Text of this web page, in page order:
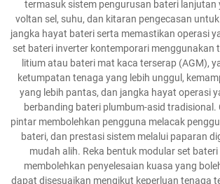
termasuk sistem pengurusan bateri lanjutan
voltan sel, suhu, dan kitaran pengecasan
jangka hayat bateri serta memastikan operasi
set bateri inverter kontemporari menggunakan
litium atau bateri mat kaca terserap (AGM),
ketumpatan tenaga yang lebih unggul,
yang lebih pantas, dan jangka hayat operasi
berbanding bateri plumbum-asid tradisional.
pintar membolehkan pengguna melacak
bateri, dan prestasi sistem melalui paparan
mudah alih. Reka bentuk modular set
membolehkan penyelesaian kuasa yang
dapat disesuaikan mengikut keperluan tenaga